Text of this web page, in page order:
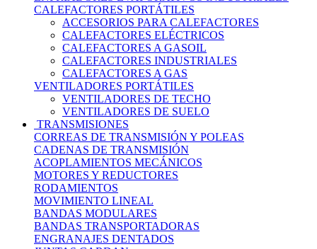
CALEFACTORES PORTÁTILES
ACCESORIOS PARA CALEFACTORES
CALEFACTORES ELÉCTRICOS
CALEFACTORES A GASOIL
CALEFACTORES INDUSTRIALES
CALEFACTORES A GAS
VENTILADORES PORTÁTILES
VENTILADORES DE TECHO
VENTILADORES DE SUELO
TRANSMISIONES
CORREAS DE TRANSMISIÓN Y POLEAS
CADENAS DE TRANSMISIÓN
ACOPLAMIENTOS MECÁNICOS
MOTORES Y REDUCTORES
RODAMIENTOS
MOVIMIENTO LINEAL
BANDAS MODULARES
BANDAS TRANSPORTADORAS
ENGRANAJES DENTADOS